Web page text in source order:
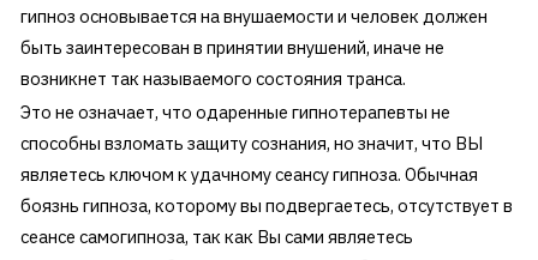
гипноз основывается на внушаемости и человек должен
быть заинтересован в принятии внушений, иначе не
возникнет так называемого состояния транса.
Это не означает, что одаренные гипнотерапевты не
способны взломать защиту сознания, но значит, что ВЫ
являетесь ключом к удачному сеансу гипноза. Обычная
боязнь гипноза, которому вы подвергаетесь, отсутствует в
сеансе самогипноза, так как Вы сами являетесь